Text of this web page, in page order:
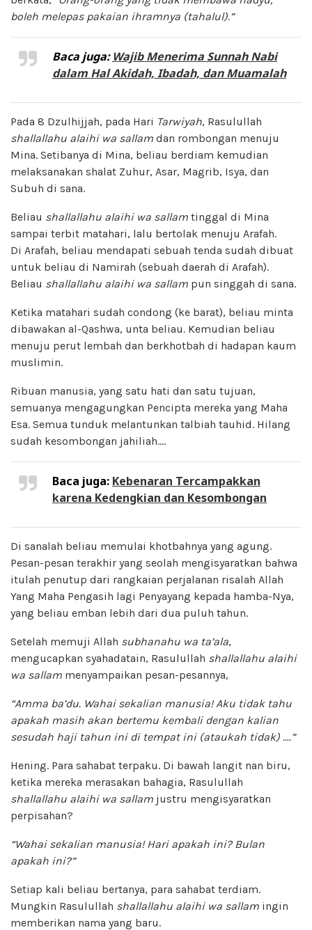
boleh melepas pakaian ihramnya (tahalul).”
Baca juga:Wajib Menerima Sunnah Nabi
dalam Hal Akidah, Ibadah, dan Muamalah
Pada 8 Dzulhijjah, pada Hari Tarwiyah, Rasulullah
shallallahu alaihi wa sallam dan rombongan menuju
Mina. Setibanya di Mina, beliau berdiam kemudian
melaksanakan shalat Zuhur, Asar, Magrib, Isya, dan
Subuh di sana.
Beliau shallallahu alaihi wa sallam tinggal di Mina
sampai terbit matahari, lalu bertolak menuju Arafah.
Di Arafah, beliau mendapati sebuah tenda sudah dibuat
untuk beliau di Namirah (sebuah daerah di Arafah).
Beliau shallallahu alaihi wa sallam pun singgah di sana.
Ketika matahari sudah condong (ke barat), beliau minta
dibawakan al-Qashwa, unta beliau. Kemudian beliau
menuju perut lembah dan berkhotbah di hadapan kaum
muslimin.
Ribuan manusia, yang satu hati dan satu tujuan,
semuanya mengagungkan Pencipta mereka yang Maha
Esa. Semua tunduk melantunkan talbiah tauhid. Hilang
sudah kesombongan jahiliah.…
Baca juga: Kebenaran Tercampakkan
karena Kedengkian dan Kesombongan
Di sanalah beliau memulai khotbahnya yang agung.
Pesan-pesan terakhir yang seolah mengisyaratkan bahwa
itulah penutup dari rangkaian perjalanan risalah Allah
Yang Maha Pengasih lagi Penyayang kepada hamba-Nya,
yang beliau emban lebih dari dua puluh tahun.
Setelah memuji Allah subhanahu wa ta’ala,
mengucapkan syahadatain, Rasulullah shallallahu alaihi
wa sallam menyampaikan pesan-pesannya,
“Amma ba’du. Wahai sekalian manusia! Aku tidak tahu
apakah masih akan bertemu kembali dengan kalian
sesudah haji tahun ini di tempat ini (ataukah tidak) ….”
Hening. Para sahabat terpaku. Di bawah langit nan biru,
ketika mereka merasakan bahagia, Rasulullah
shallallahu alaihi wa sallam justru mengisyaratkan
perpisahan?
“Wahai sekalian manusia! Hari apakah ini? Bulan
apakah ini?”
Setiap kali beliau bertanya, para sahabat terdiam.
Mungkin Rasulullah shallallahu alaihi wa sallam ingin
memberikan nama yang baru.